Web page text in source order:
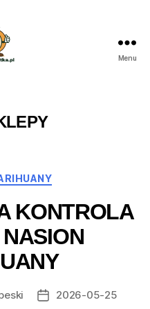
Menu
KONTROLA
Data2026-05-25